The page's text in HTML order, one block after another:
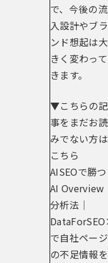
で、今後の流
入設計やブラ
ンド想起は大
きく変わって
きます。
▼こちらの記
事をまだお読
みでない方は
こちら
AISEOで勝つ
AI Overview
分析法｜
で自社ページ
の不足情報を